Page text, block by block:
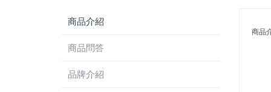
商品介紹
商品問答
品牌介紹
商品